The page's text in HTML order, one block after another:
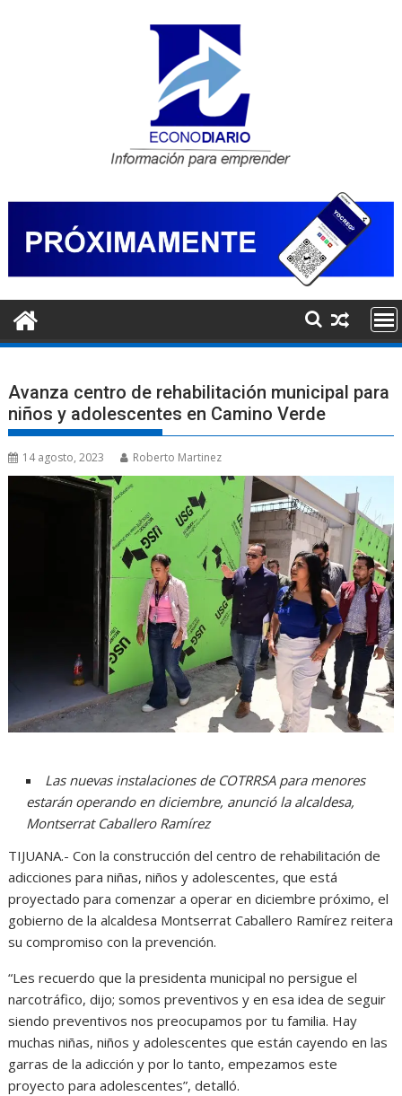
Avanza centro de rehabilitación municipal para
niños y adolescentes en Camino Verde
14 agosto, 2023 Roberto Martinez
Las nuevas instalaciones de COTRRSA para menores
estarán operando en diciembre, anunció la alcaldesa,
Montserrat Caballero Ramírez
TIJUANA.- Con la construcción del centro de rehabilitación de
adicciones para niñas, niños y adolescentes, que está
proyectado para comenzar a operar en diciembre próximo, el
gobierno de la alcaldesa Montserrat Caballero Ramírez reitera
su compromiso con la prevención.
“Les recuerdo que la presidenta municipal no persigue el
narcotráfico, dijo; somos preventivos y en esa idea de seguir
siendo preventivos nos preocupamos por tu familia. Hay
muchas niñas, niños y adolescentes que están cayendo en las
garras de la adicción y por lo tanto, empezamos este
proyecto para adolescentes”, detalló.